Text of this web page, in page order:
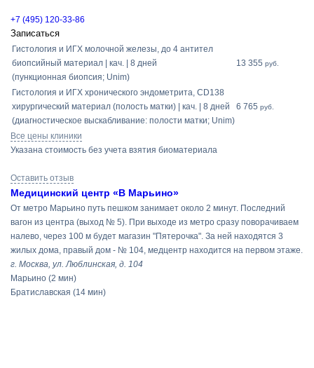
+7 (495) 120-33-86
Записаться
Гистология и ИГХ молочной железы, до 4 антител
биопсийный материал | кач. | 8 дней
(пункционная биопсия; Unim)
13 355 руб.
Гистология и ИГХ хронического эндометрита, СD138
хирургический материал (полость матки) | кач. | 8 дней
(диагностическое выскабливание: полости матки; Unim)
6 765 руб.
Все цены клиники
Указана стоимость без учета взятия биоматериала
Оставить отзыв
Медицинский центр «В Марьино»
От метро Марьино путь пешком занимает около 2 минут. Последний
вагон из центра (выход № 5). При выходе из метро сразу поворачиваем
налево, через 100 м будет магазин "Пятерочка". За ней находятся 3
жилых дома, правый дом - № 104, медцентр находится на первом этаже.
г. Москва, ул. Люблинская, д. 104
Марьино (2 мин)
Братиславская (14 мин)